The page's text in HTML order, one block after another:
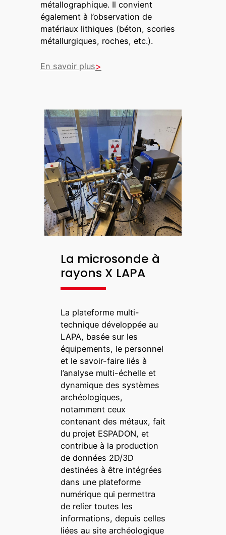
métallographique. Il convient
également à l’observation de
matériaux lithiques (béton, scories
métallurgiques, roches, etc.).
En savoir plus
La microsonde à
rayons X LAPA
La plateforme multi-
technique développée au
LAPA, basée sur les
équipements, le personnel
et le savoir-faire liés à
l’analyse multi-échelle et
dynamique des systèmes
archéologiques,
notamment ceux
contenant des métaux, fait
du projet ESPADON, et
contribue à la production
de données 2D/3D
destinées à être intégrées
dans une plateforme
numérique qui permettra
de relier toutes les
informations, depuis celles
liées au site archéologique